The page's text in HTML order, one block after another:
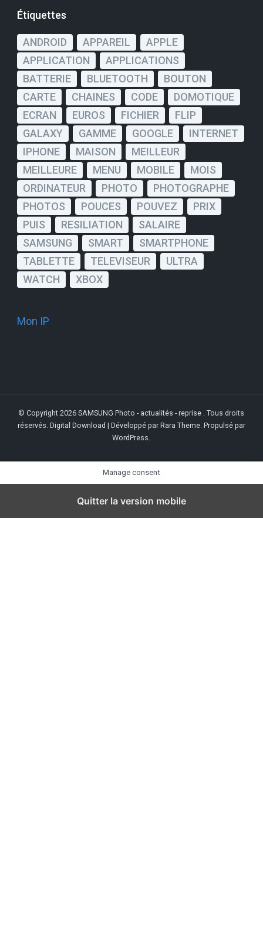
Étiquettes
ANDROID APPAREIL
APPLE
APPLICATION
APPLICATIONS
BATTERIE
BLUETOOTH
BOUTON
CARTE
CHAINES CODE
DOMOTIQUE
ECRAN
EUROS FICHIER
FLIP
GALAXY
GAMME GOOGLE
INTERNET
IPHONE
MAISON
MEILLEUR
MEILLEURE
MENU MOBILE
MOIS
ORDINATEUR
PHOTO
PHOTOGRAPHE
PHOTOS
POUCES POUVEZ
PRIX
PUIS
RESILIATION
SALAIRE
SAMSUNG
SMART
SMARTPHONE
TABLETTE
TELEVISEUR
ULTRA
WATCH
XBOX
Mon IP
© Copyright 2026SAMSUNG Photo - actualités - reprise . Tous droits
réservés. Digital Download | Développé par Rara Theme . Propulsé par
WordPress
Manage consent
Quitter la version mobile